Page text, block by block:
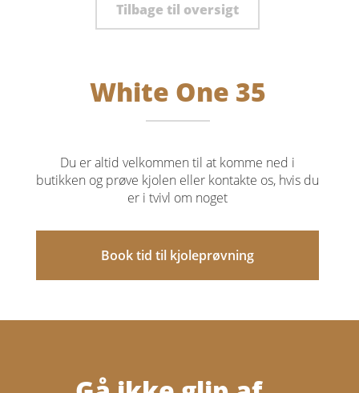
Tilbage til oversigt
White One 35
Du er altid velkommen til at komme ned i
butikken og prøve kjolen eller kontakte os, hvis du
er i tvivl om noget
Book tid til kjoleprøvning